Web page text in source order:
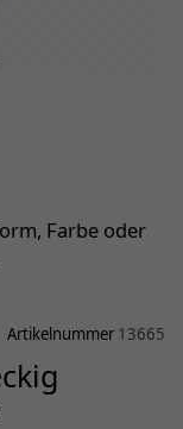
Farbe oder
Artikelnummer 13665